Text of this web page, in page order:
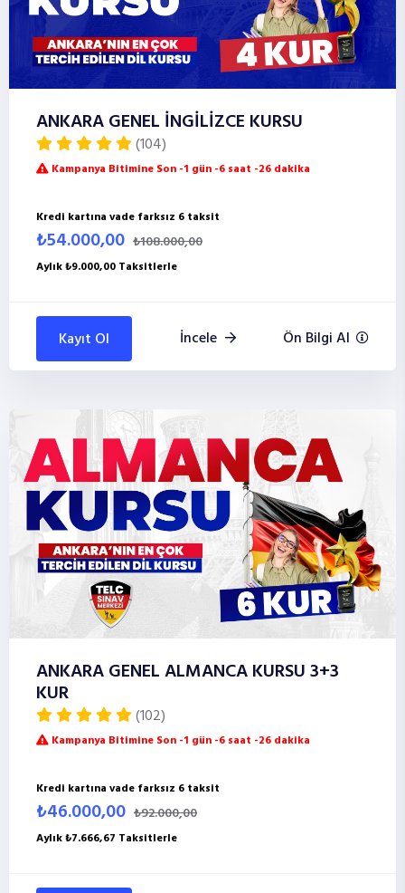
ANKARA GENEL İNGİLİZCE KURSU
(104)
Kampanya Bitimine Son -1 gün -6 saat -26 dakika
Kredi kartına vade farksız 6 taksit
₺54.000,00 ₺108.000,00
Aylık ₺9.000,00 Taksitlerle
Kayıt Ol İncele Ön Bilgi Al
ANKARA GENEL ALMANCA KURSU 3+3
KUR
(102)
Kampanya Bitimine Son -1 gün -6 saat -26 dakika
Kredi kartına vade farksız 6 taksit
₺46.000,00 ₺92.000,00
Aylık ₺7.666,67 Taksitlerle